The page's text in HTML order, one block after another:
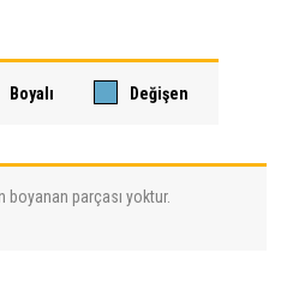
Boyalı Değişen
boyanan parçası yoktur.